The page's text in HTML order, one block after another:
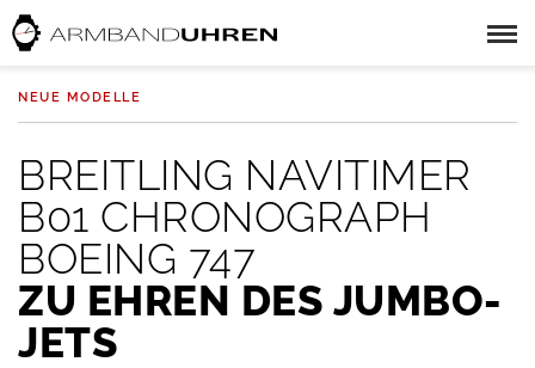
NEUE MODELLE
BREITLING NAVITIMER
B01 CHRONOGRAPH
BOEING 747
ZU EHREN DES JUMBO-
JETS